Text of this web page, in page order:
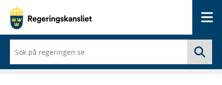
du
börjar
skriva